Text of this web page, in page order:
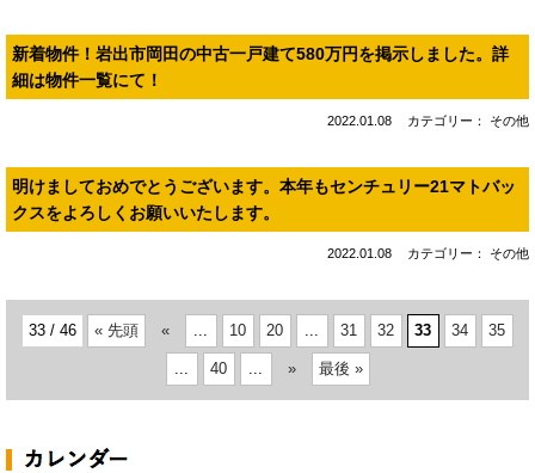
新着物件！岩出市岡田の中古一戸建て580万円を掲示しました。詳
細は物件一覧にて！
2022.01.08 カテゴリー： その他
明けましておめでとうございます。本年もセンチュリー21マトバッ
クスをよろしくお願いいたします。
2022.01.08 カテゴリー： その他
33 / 46 « 先頭 « ... 10 20 ... 31 32 33 34 35
... 40 ... » 最後 »